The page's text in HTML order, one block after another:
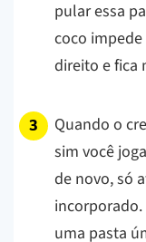
pular essa
coco
direito e fica
Quando o
sim você
de novo, só
incorporado.
uma pasta